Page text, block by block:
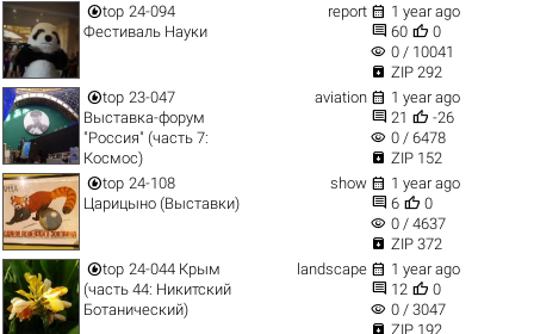
top 24-094
Фестиваль Науки
report  1 year ago
 60  0
visibility 0 / 10041
 ZIP 292
top 23-047
Выставка-форум
"Россия" (часть 7:
Космос)
aviation  1 year ago
 21  -26
visibility 0 / 6478
 ZIP 152
top 24-108
Царицыно (Выставки)
show  1 year ago
 6  0
visibility 0 / 4637
 ZIP 372
top 24-044 Крым
(часть 44: Никитский
Ботанический)
landscape  1 year ago
 12  0
visibility 0 / 3047
 ZIP 192